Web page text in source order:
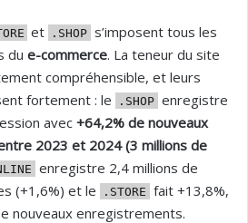
et .SHOP s’imposent tous les
du e-commerce. La teneur du site
compréhensible, et leurs
fortement : le
.SHOP enregistre
avec +64,2% de nouveaux
2023 et 2024 (3 millions de
enregistre 2,4 millions de
(+1,6%) et le
.STORE fait +13,8%,
nouveaux enregistrements.